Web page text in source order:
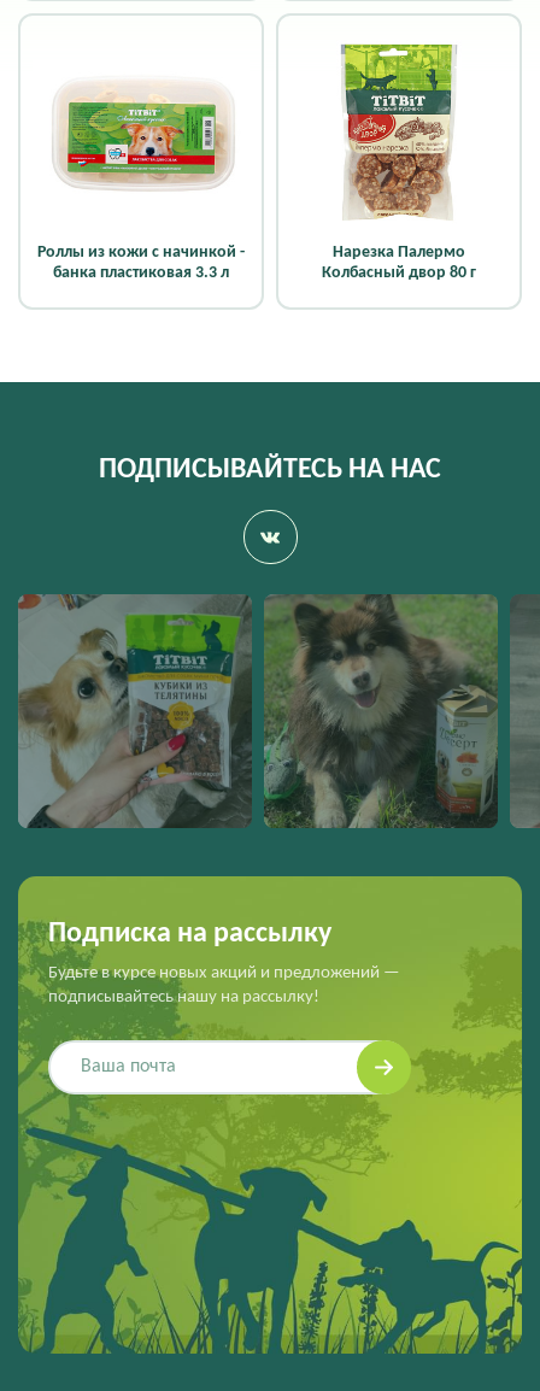
Роллы из кожи с начинкой -
банка пластиковая 3.3 л
Нарезка Палермо
Колбасный двор 80 г
ПОДПИСЫВАЙТЕСЬ НА НАС
Подписка на рассылку
Будьте в курсе новых акций и предложений —
подписывайтесь нашу на рассылку!